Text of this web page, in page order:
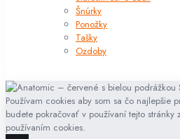
Šnúrky
Ponožky
Tašky
Ozdoby
Používam cookies aby som sa čo najlepšie
budete pokračovať v používaní tejto stránky
používaním cookies.